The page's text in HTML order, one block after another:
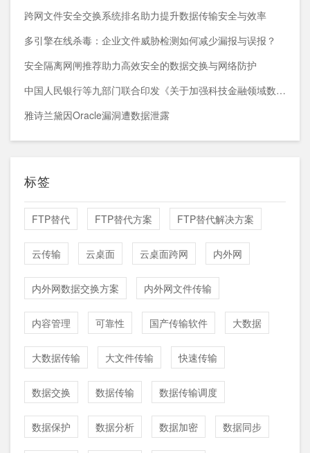
跨网文件安全交换系统排名助力提升数据传输安全与效率
多引擎在线杀毒：企业文件威胁检测如何减少漏报与误报？
安全隔离网闸推荐助力高效安全的数据交换与网络防护
中国人民银行等九部门联合印发《关于加强科技金融领域数据开发利用的通知》
雅诗兰黛因Oracle漏洞遭数据泄露
标签
FTP替代 FTP替代方案 FTP替代解决方案
云传输 云桌面 云桌面跨网 内外网
内外网数据交换方案 内外网文件传输
内容管理 可靠性 国产传输软件 大数据
大数据传输 大文件传输 快速传输
数据交换 数据传输 数据传输调度
数据保护 数据分析 数据加密 数据同步